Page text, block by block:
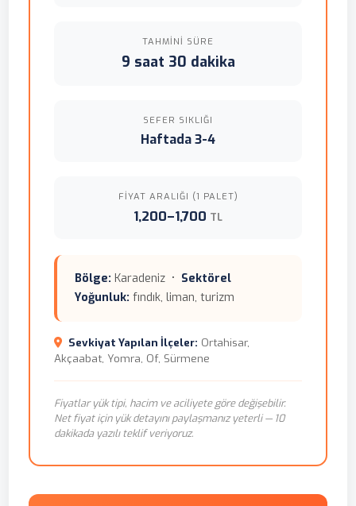
TAHMINI SÜRE
9 saat 30 dakika
SEFER SIKLIĞI
Haftada 3-4
FIYAT ARALIĞI (1 PALET)
1,200–1,700 TL
Bölge: Karadeniz • Sektörel
Yoğunluk: fındık, liman, turizm
Sevkiyat Yapılan İlçeler: Ortahisar,
Akçaabat, Yomra, Of, Sürmene
Fiyatlar yük tipi, hacim ve aciliyete göre değişebilir.
Net fiyat için yük detayını paylaşmanız yeterli — 10
dakikada yazılı teklif veriyoruz.